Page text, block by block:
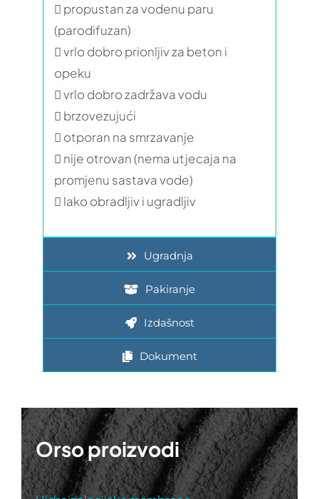
 propustan za vodenu paru
(parodifuzan)
 vrlo dobro prionljiv za beton i
opeku
 vrlo dobro zadržava vodu
 brzovezujući
 otporan na smrzavanje
 nije otrovan (nema utjecaja na
promjenu sastava vode)
 lako obradljiv i ugradljiv
Ugradnja
Pakiranje
Izdašnost
Dokument
Orso proizvodi